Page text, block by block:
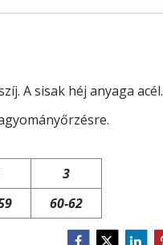
A sisak héj anyaga acél.
3
60-62